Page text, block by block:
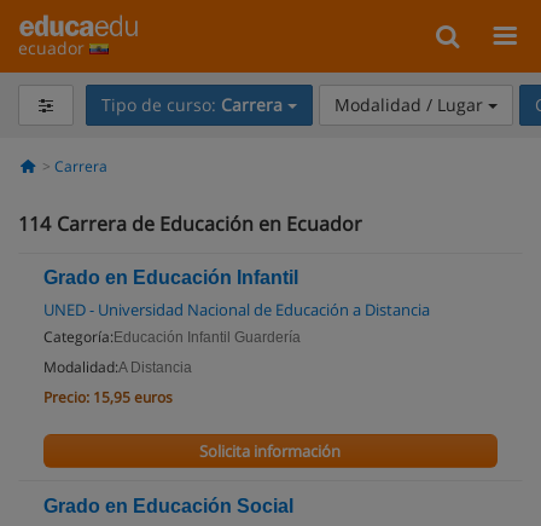
ecuador
Tipo de curso: Carrera Modalidad / Lugar
Carrera
114 Carrera de Educación en Ecuador
Grado en Educación Infantil
UNED - Universidad Nacional de Educación a Distancia
Categoría: Educación Infantil Guardería
Modalidad:A Distancia
Precio: 15,95 euros
Solicita información
Grado en Educación Social